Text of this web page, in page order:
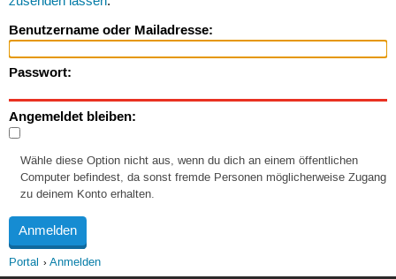
Benutzername oder Mailadresse:
Passwort:
Angemeldet bleiben:
Wähle diese Option nicht aus, wenn du dich an einem öffentlichen
Computer befindest, da sonst fremde Personen möglicherweise Zugang
zu deinem Konto erhalten.
Portal Anmelden